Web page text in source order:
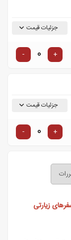
جزئیات قیمت
+
-
جزئیات قیمت
+
-
زیارتی